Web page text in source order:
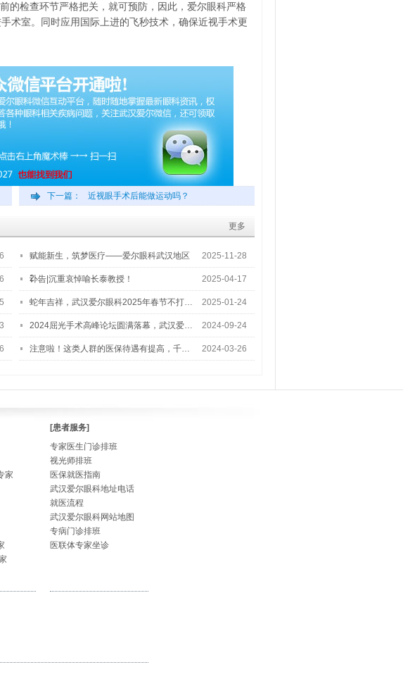
的检查环节严格把关，就可预防，因此，爱尔眼科严格
术室。同时应用国际上进的飞秒技术，确保近视手术更
下一篇： 近视眼手术后能做运动吗？
更多
赋能新生，筑梦医疗——爱尔眼科武汉地区
2…
2025-11-28
讣告|沉重哀悼喻长泰教授！ 2025-04-17
蛇年吉祥，武汉爱尔眼科2025年春节不打… 2025-01-24
2024屈光手术高峰论坛圆满落幕，武汉爱… 2024-09-24
注意啦！这类人群的医保待遇有提高，千… 2024-03-26
家
[患者服务]
专家医生门诊排班
视光师排班
医保就医指南
武汉爱尔眼科地址电话
就医流程
武汉爱尔眼科网站地图
专病门诊排班
医联体专家坐诊